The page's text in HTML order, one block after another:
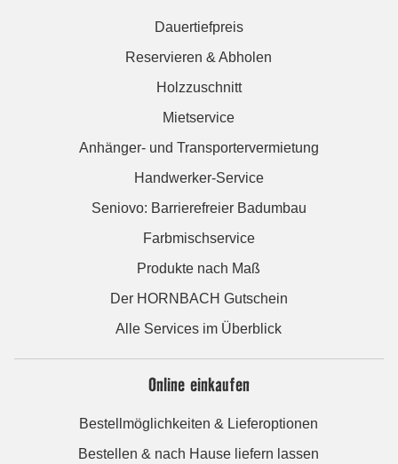
Dauertiefpreis
Reservieren & Abholen
Holzzuschnitt
Mietservice
Anhänger- und Transportervermietung
Handwerker-Service
Seniovo: Barrierefreier Badumbau
Farbmischservice
Produkte nach Maß
Der HORNBACH Gutschein
Alle Services im Überblick
Online einkaufen
Bestellmöglichkeiten & Lieferoptionen
Bestellen & nach Hause liefern lassen